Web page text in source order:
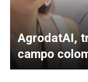
AgrodatAI,
campo